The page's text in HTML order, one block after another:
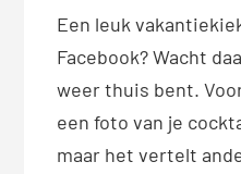
Een leuk
Facebook? Wacht
weer thuis bent.
een foto van je
maar het vertelt